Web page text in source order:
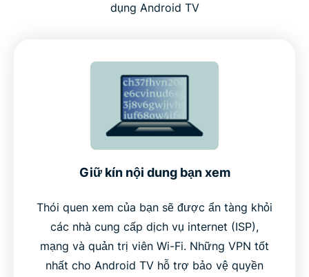
Các tính năng chính của ExpressVPN cho Android
Hoạt động trên Android TV Box và nhiều thiết bị
khác
Mọi người nói gì về ExpressVPN
dụng Android TV
Giữ kín nội dung bạn xem
Thói quen xem của bạn sẽ được ẩn tàng khỏi
các nhà cung cấp dịch vụ internet (ISP),
mạng và quản trị viên Wi-Fi. Những VPN tốt
nhất cho Android TV hỗ trợ bảo vệ quyền